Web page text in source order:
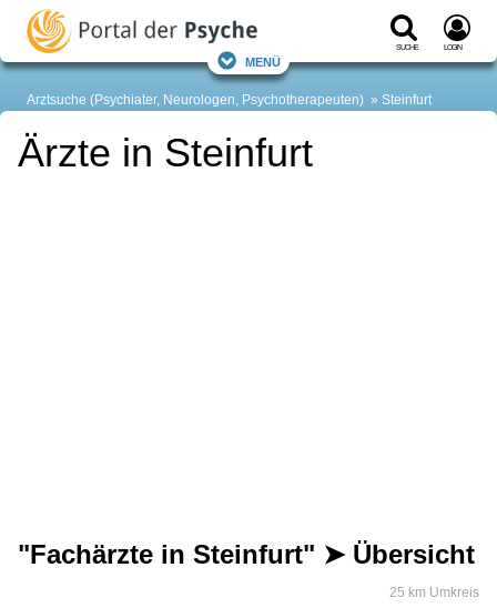
Suche Login
Menü
Arztsuche (Psychiater, Neurologen, Psychotherapeuten) Steinfurt
Ärzte in Steinfurt
"Fachärzte in Steinfurt" ➤ Übersicht
25 km Umkreis